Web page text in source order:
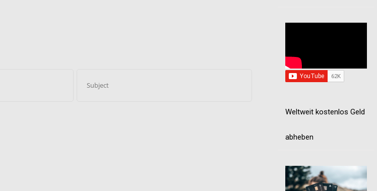
Weltweit kostenlos Geld
abheben